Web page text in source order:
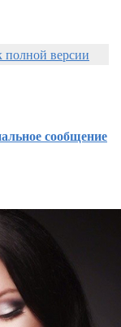
полной версии
сообщение